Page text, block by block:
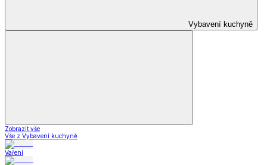
Vybavení kuchyně
Zobrazit vše
Vše z Vybavení kuchyně
Vaření